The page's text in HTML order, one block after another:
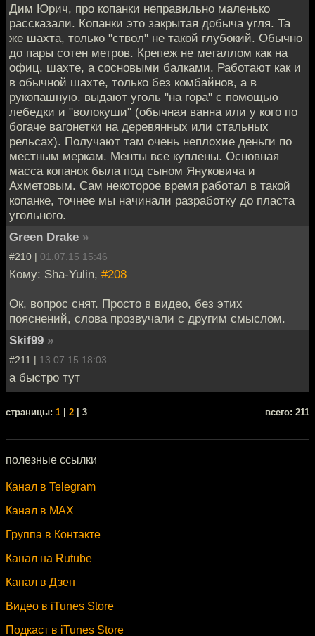
Дим Юрич, про копанки неправильно маленько
рассказали. Копанки это закрытая добыча угля. Та
же шахта, только "ствол" не такой глубокий. Обычно
до пары сотен метров. Крепеж не металлом как на
офиц. шахте, а сосновыми балками. Работают как и
в обычной шахте, только без комбайнов, а в
рукопашную. выдают уголь "на гора" с помощью
лебедки и "волокуши" (обычная ванна или у кого по
богаче вагонетки на деревянных или стальных
рельсах). Получают там очень неплохие деньги по
местным меркам. Менты все куплены. Основная
масса копанок была под сыном Януковича и
Ахметовым. Сам некоторое время работал в такой
копанке, точнее мы начинали разработку до пласта
угольного.
Green Drake »
#210 | 01.07.15 15:46
Кому: Sha-Yulin, #208
Ок, вопрос снят. Просто в видео, без этих
пояснений, слова прозвучали с другим смыслом.
Skif99 »
#211 | 13.07.15 18:03
а быстро тут
cтраницы: 1 | 2 | 3 всего: 211
полезные ссылки
Канал в Telegram
Канал в MAX
Группа в Контакте
Канал на Rutube
Канал в Дзен
Видео в iTunes Store
Подкаст в iTunes Store